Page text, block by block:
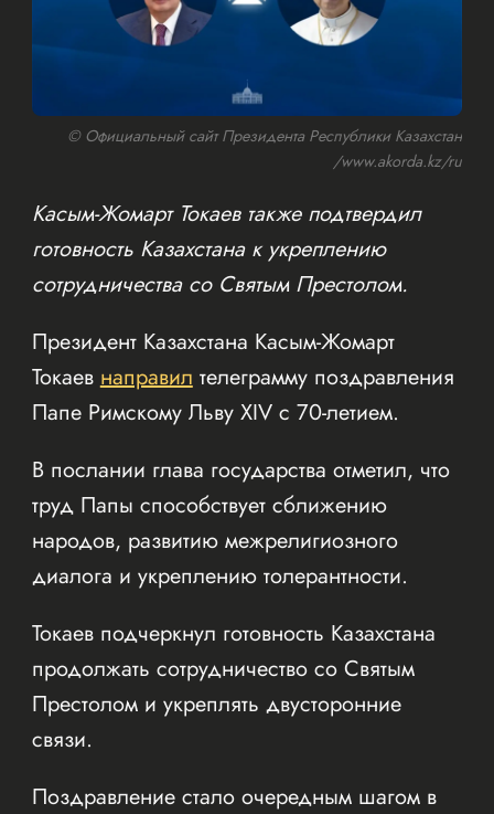
© Официальный сайт Президента Республики Казахстан
/www.akorda.kz/ru
Касым-Жомарт Токаев также подтвердил
готовность Казахстана к укреплению
сотрудничества со Святым Престолом.
Президент Казахстана Касым-Жомарт
Токаевнаправилтелеграмму поздравления
Папе Римскому Льву XIV с 70-летием.
В послании глава государства отметил, что
труд Папы способствует сближению
народов, развитию межрелигиозного
диалога и укреплению толерантности.
Токаев подчеркнул готовность Казахстана
продолжать сотрудничество со Святым
Престолом и укреплять двусторонние
связи.
Поздравление стало очередным шагом в